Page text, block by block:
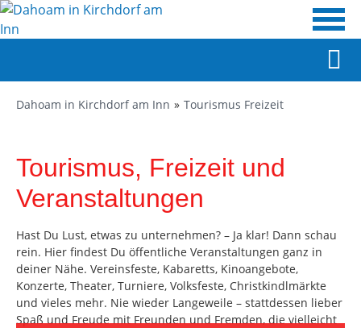
Dahoam in Kirchdorf am Inn Tourismus Freizeit
Tourismus, Freizeit und
Veranstaltungen
Hast Du Lust, etwas zu unternehmen? – Ja klar! Dann schau
rein. Hier findest Du öffentliche Veranstaltungen ganz in
deiner Nähe. Vereinsfeste, Kabaretts, Kinoangebote,
Konzerte, Theater, Turniere, Volksfeste, Christkindlmärkte
und vieles mehr. Nie wieder Langeweile – stattdessen lieber
Spaß und Freude mit Freunden und Fremden, die vielleicht